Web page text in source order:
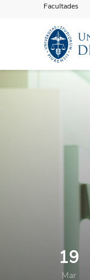
Facultades
19
Mar